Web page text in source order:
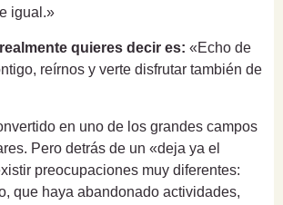
igual.»
quieres decir es: «Echo de
reírnos y verte disfrutar también de
en uno de los grandes campos
Pero detrás de un «deja ya el
preocupaciones muy diferentes:
que haya abandonado actividades,